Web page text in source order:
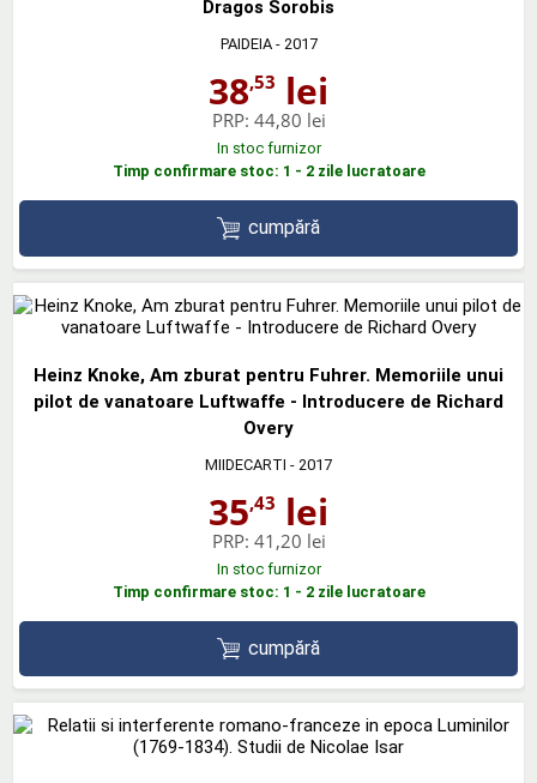
Dragos Sorobis
PAIDEIA- 2017
38,53 lei
PRP: 44,80 lei
In stoc furnizor
Timp confirmare stoc: 1 - 2 zile lucratoare
cumpără
Heinz Knoke, Am zburat pentru Fuhrer. Memoriile unui
pilot de vanatoare Luftwaffe - Introducere de Richard
Overy
MIIDECARTI - 2017
35,43 lei
PRP: 41,20 lei
In stoc furnizor
Timp confirmare stoc: 1 - 2 zile lucratoare
cumpără